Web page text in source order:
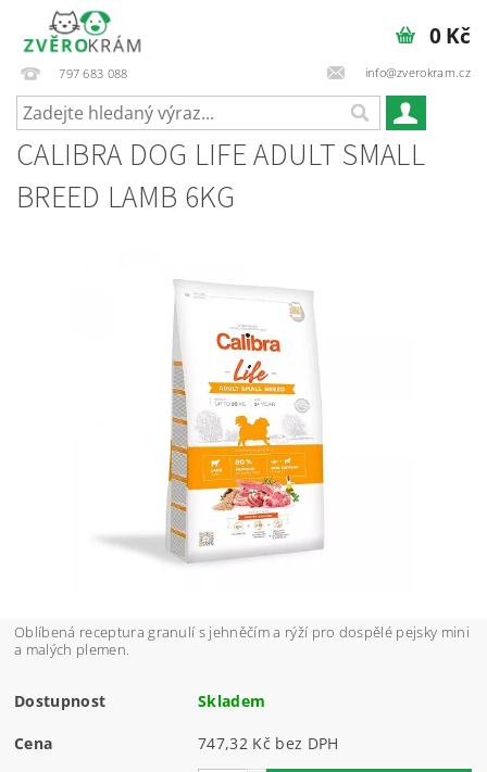
797 683 088 info@zverokram.cz
0 Kč
CALIBRA DOG LIFE ADULT SMALL
BREED LAMB 6KG
Oblíbená receptura granulí s jehněčím a rýží pro dospělé pejsky mini
a malých plemen.
Dostupnost Skladem
Cena 747,32 Kč bez DPH